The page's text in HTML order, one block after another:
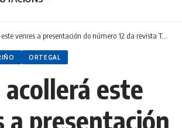
venres a presentación do número 12 da revista Terras do Ortegal
ORTEGAL
acollerá este
a presentación